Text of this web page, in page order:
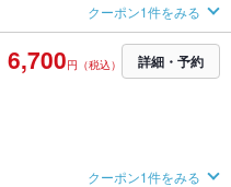
クーポン1件をみる
6,700円（税込） 詳細・予約
クーポン1件をみる